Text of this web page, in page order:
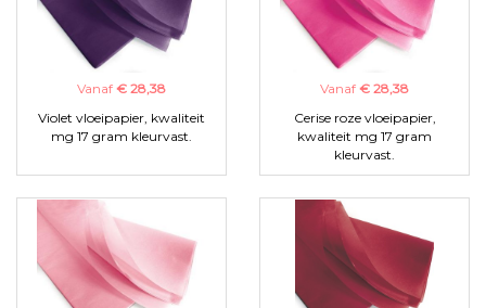
Vanaf € 28,38
Violet vloeipapier, kwaliteit
mg 17 gram kleurvast.
Vanaf € 28,38
Cerise roze vloeipapier,
kwaliteit mg 17 gram
kleurvast.